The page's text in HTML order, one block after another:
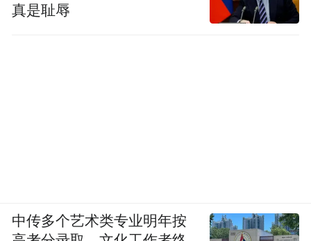
真是耻辱
中传多个艺术类专业明年按